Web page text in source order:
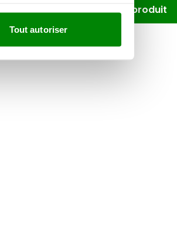
Tout autoriser
Voir le produit